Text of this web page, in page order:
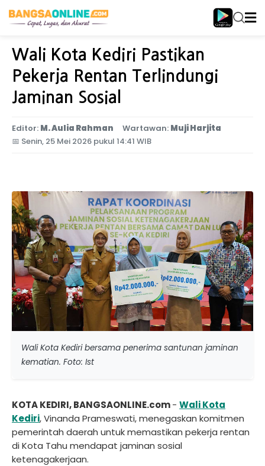
Home Jawa Timur
Wali Kota Kediri Pastikan
Pekerja Rentan Terlindungi
Jaminan Sosial
Editor: M. Aulia Rahman Wartawan: Muji Harjita
📅 Senin, 25 Mei 2026 pukul 14:41 WIB
Wali Kota Kediri bersama penerima santunan jaminan
kematian. Foto: Ist
KOTA KEDIRI, BANGSAONLINE.com- Wali Kota
Kediri, Vinanda Prameswati, menegaskan komitmen
pemerintah daerah untuk memastikan pekerja rentan
di Kota Tahu mendapat jaminan sosial
ketenagakerjaan.